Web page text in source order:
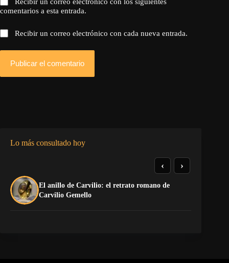
comentarios a esta entrada.
Recibir un correo electrónico con cada nueva entrada.
Publicar el comentario
Lo más consultado hoy
El anillo de Carvilio: el retrato romano de
Carvilio Gemello
‹ ›